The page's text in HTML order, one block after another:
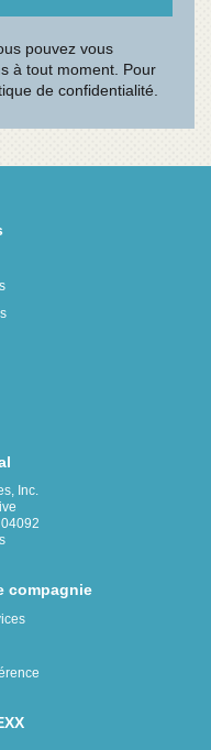
Inc.
compagnie